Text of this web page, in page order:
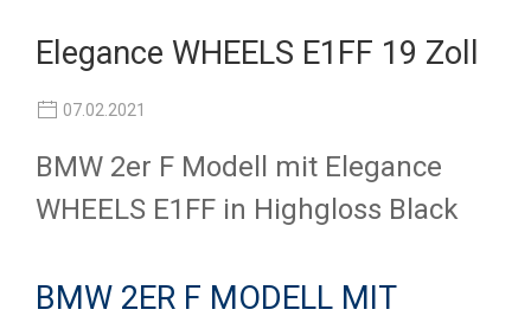
Elegance WHEELS E1FF 19 Zoll
07.02.2021
BMW 2er F Modell mit Elegance
WHEELS E1FF in Highgloss Black
BMW 2ER F MODELL MIT